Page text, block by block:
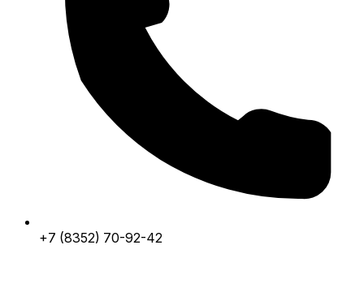
+7 (8352) 70-92-42